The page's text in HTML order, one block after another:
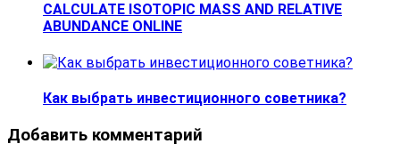
CALCULATE ISOTOPIC MASS AND RELATIVE
ABUNDANCE ONLINE
Как выбрать инвестиционного советника?
Добавить комментарий